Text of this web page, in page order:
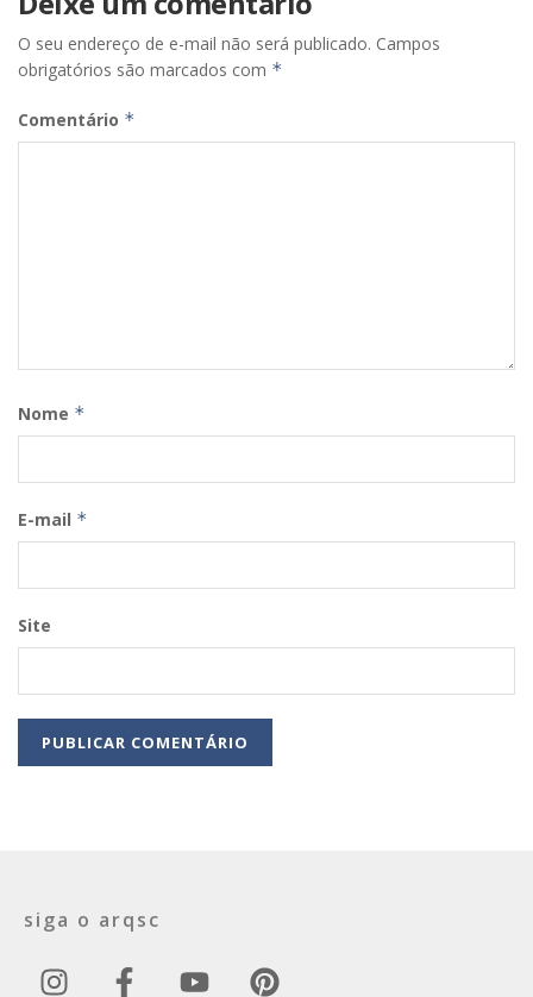
O seu endereço de e-mail não será publicado. Campos
obrigatórios são marcados com *
Comentário *
Nome *
E-mail *
Site
siga o arqsc